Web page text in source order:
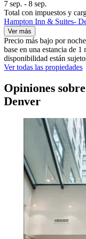
7 sep. - 8 sep.
Total con impuestos y
Hampton Inn & Suites-
Ver más
Precio más bajo por
base en una estancia de
disponibilidad están
Ver todas las propiedades
Opiniones
Denver